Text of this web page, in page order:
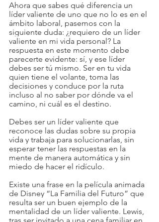
Ahora que sabes qué diferencia un
líder valiente de uno que no lo es en el
ámbito laboral, pasemos con la
siguiente duda: ¿requiero de un líder
valiente en mi vida personal? La
respuesta en este momento debe
parecerte evidente: sí, y ese líder
debes ser tú mismo. Ser en tu vida
quien tiene el volante, toma las
decisiones y conduce por la ruta
incluso al no saber por dónde va el
camino, ni cuál es el destino.
Debes ser un líder valiente que
reconoce las dudas sobre su propia
vida y trabaja para solucionarlas, sin
esperar tener las respuestas en la
mente de manera automática y sin
miedo de hacer el ridículo.
Existe una frase en la película animada
de Disney “La Familia del Futuro” que
resulta ser un buen ejemplo de la
mentalidad de un líder valiente. Lewis,